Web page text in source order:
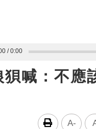
0:00
喊：不應
A-